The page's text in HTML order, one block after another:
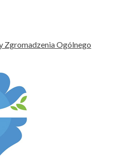
Zgromadzenia Ogólnego